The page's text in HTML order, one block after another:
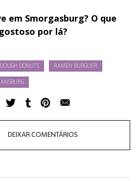
em Smorgasburg? O que
por lá?
DOUGH DONUTS RAMEN BURGUER
DEIXAR COMENTÁRIOS